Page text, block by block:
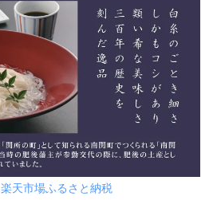
楽天市場ふるさと納税